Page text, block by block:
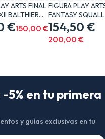
ARTS FINAL
BALTHIER…
€150,00 €
FIGURA PLAY
FANTASY
CM…
154,50 €
200,00 €
5% en tu primera
y guías exclusivas en tu